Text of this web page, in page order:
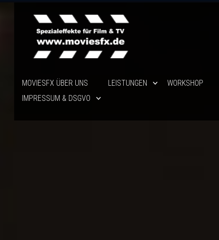
MOVIESFX ÜBER UNS LEISTUNGEN
WORKSHOP
IMPRESSUM & DSGVO